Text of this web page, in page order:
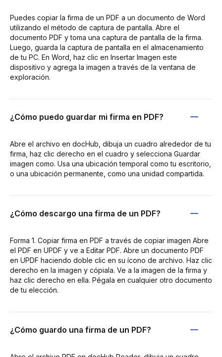
Puedes copiar la firma de un PDF a un documento de Word
utilizando el método de captura de pantalla. Abre el
documento PDF y toma una captura de pantalla de la firma.
Luego, guarda la captura de pantalla en el almacenamiento
de tu PC. En Word, haz clic en Insertar Imagen este
dispositivo y agrega la imagen a través de la ventana de
exploración.
¿Cómo puedo guardar mi firma en PDF?
Abre el archivo en docHub, dibuja un cuadro alrededor de tu
firma, haz clic derecho en el cuadro y selecciona Guardar
imagen como. Usa una ubicación temporal como tu escritorio,
o una ubicación permanente, como una unidad compartida.
¿Cómo descargo una firma de un PDF?
Forma 1. Copiar firma en PDF a través de copiar imagen Abre
el PDF en UPDF y ve a Editar PDF. Abre un documento PDF
en UPDF haciendo doble clic en su ícono de archivo. Haz clic
derecho en la imagen y cópiala. Ve a la imagen de la firma y
haz clic derecho en ella. Pégala en cualquier otro documento
de tu elección.
¿Cómo guardo una firma de un PDF?